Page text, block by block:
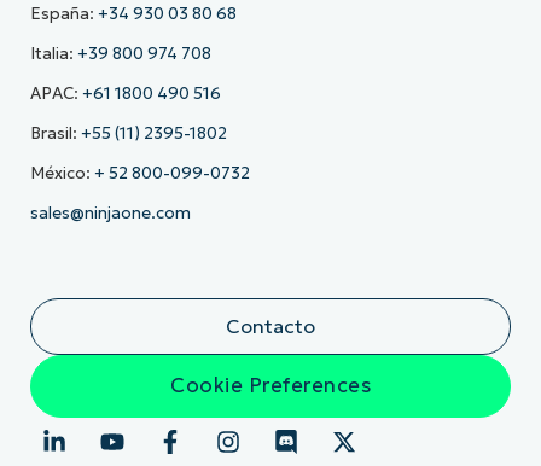
España: +34 930 03 80 68
Italia: +39 800 974 708
APAC: +61 1800 490 516
Brasil: +55 (11) 2395-1802
México: + 52 800-099-0732
sales@ninjaone.com
Contacto
Cookie Preferences